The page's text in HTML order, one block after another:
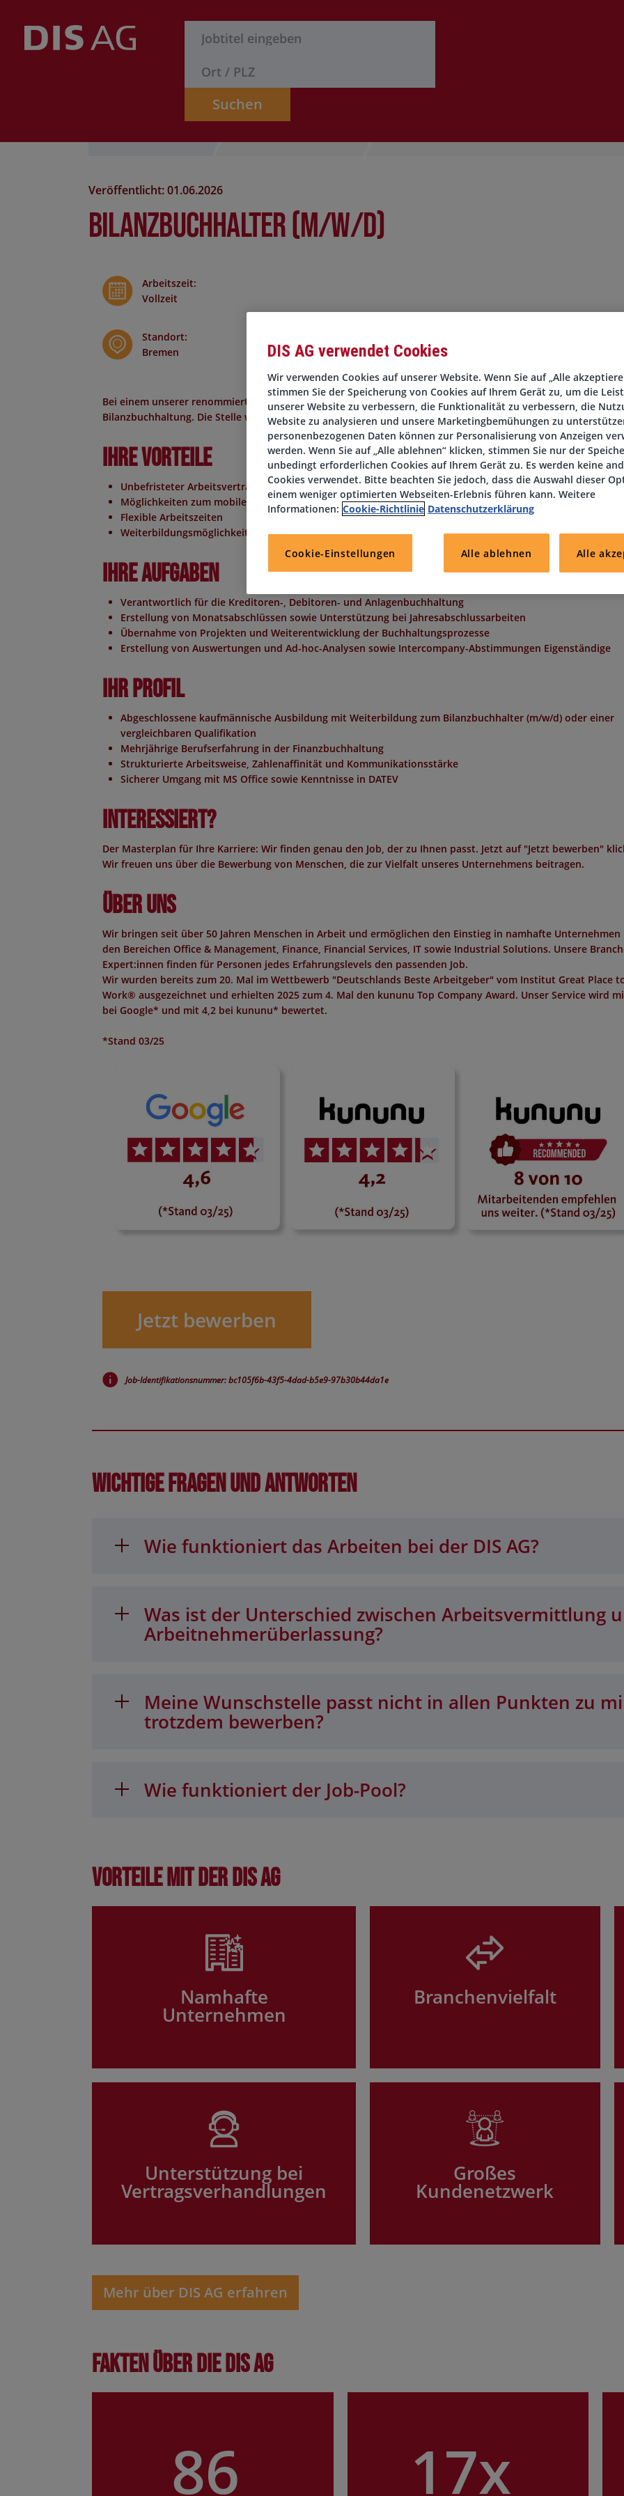
Suchen
Veröffentlicht: 01.06.2026
Bilanzbuchhalter (m/w/d)
Arbeitszeit:
Vollzeit
Standort:
Bremen
Bei einem unserer renommierten Kunden in Bremen erwartet Sie eine spannende Position in der
Bilanzbuchhaltung. Die Stelle wird im Rahmen der Direktvermittlung besetzt.
Ihre Vorteile
Unbefristeter Arbeitsvertrag
Möglichkeiten zum mobilen Arbeiten
Flexible Arbeitszeiten
Weiterbildungsmöglichkeiten
Ihre Aufgaben
Verantwortlich für die Kreditoren-, Debitoren- und Anlagenbuchhaltung
Erstellung von Monatsabschlüssen sowie Unterstützung bei Jahresabschlussarbeiten
Übernahme von Projekten und Weiterentwicklung der Buchhaltungsprozesse
Erstellung von Auswertungen und Ad-hoc-Analysen sowie Intercompany-Abstimmungen Eigenständige
Ihr Profil
Abgeschlossene kaufmännische Ausbildung mit Weiterbildung zum Bilanzbuchhalter (m/w/d) oder einer
vergleichbaren Qualifikation
Mehrjährige Berufserfahrung in der Finanzbuchhaltung
Strukturierte Arbeitsweise, Zahlenaffinität und Kommunikationsstärke
Sicherer Umgang mit MS Office sowie Kenntnisse in DATEV
Interessiert?
Der Masterplan für Ihre Karriere: Wir finden genau den Job, der zu Ihnen passt. Jetzt auf "Jetzt bewerben"
Wir freuen uns über die Bewerbung von Menschen, die zur Vielfalt unseres Unternehmens beitragen.
Über uns
Wir bringen seit über 50 Jahren Menschen in Arbeit und ermöglichen den Einstieg in namhafte Unternehmen
den Bereichen Office & Management, Finance, Financial Services, IT sowie Industrial Solutions. Unsere
Expert:innen finden für Personen jedes Erfahrungslevels den passenden Job.
Wir wurden bereits zum 20. Mal im Wettbewerb "Deutschlands Beste Arbeitgeber" vom Institut Great Place
Work® ausgezeichnet und erhielten 2025 zum 4. Mal den kununu Top Company Award. Unser Service wird
bei Google* und mit 4,2 bei kununu* bewertet.
*Stand 03/25
Jetzt bewerben
Job-Identifikationsnummer: bc105f6b-43f5-4dad-b5e9-97b30b44da1e
Wichtige Fragen und Antworten
Wie funktioniert das Arbeiten bei der DIS AG?
Was ist der Unterschied zwischen Arbeitsvermittlung
Arbeitnehmerüberlassung?
Meine Wunschstelle passt nicht in allen Punkten zu
trotzdem bewerben?
Wie funktioniert der Job-Pool?
Vorteile mit der DIS AG
Namhafte
Unternehmen
Branchenvielfalt
Unterstützung bei
Vertragsverhandlungen
Großes
Kundenetzwerk
Mehr über DIS AG erfahren
Fakten über die DIS AG
86 17x
DIS AG verwendet Cookies
Wir verwenden Cookies auf unserer Website. Wenn Sie auf „Alle
stimmen Sie der Speicherung von Cookies auf Ihrem Gerät zu, um die
unserer Website zu verbessern, die Funktionalität zu verbessern, die
Website zu analysieren und unsere Marketingbemühungen zu
personenbezogenen Daten können zur Personalisierung von Anzeigen
werden. Wenn Sie auf „Alle ablehnen“ klicken, stimmen Sie nur der
unbedingt erforderlichen Cookies auf Ihrem Gerät zu. Es werden keine
Cookies verwendet. Bitte beachten Sie jedoch, dass die Auswahl dieser
einem weniger optimierten Webseiten-Erlebnis führen kann. Weitere
Informationen: Cookie-Richtlinie Datenschutzerklärung
Cookie-Einstellungen Alle ablehnen Alle